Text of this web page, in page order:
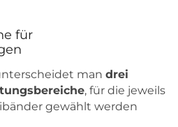
für
man drei
, für die jeweils
gewählt werden